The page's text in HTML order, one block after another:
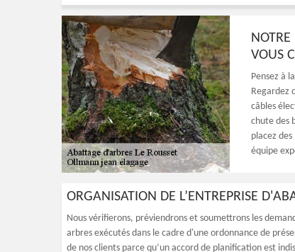
NOTRE
VOUS
Pensez à
Regardez
câbles
chute des
placez
équipe
ORGANISATION DE L’ENTREPRISE
Nous vérifierons, préviendrons et soumettrons les
arbres exécutés dans le cadre d'une ordonnance de
de nos clients parce qu’un accord de planification est